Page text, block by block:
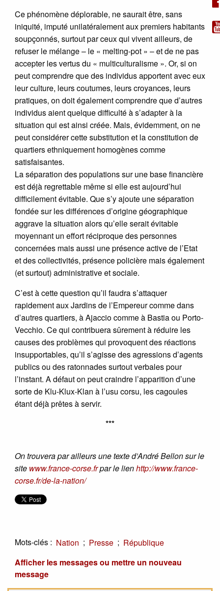
Ce phénomène déplorable, ne saurait être, sans
iniquité, imputé unilatéralement aux premiers habitants
soupçonnés, surtout par ceux qui vivent ailleurs, de
refuser le mélange – le « melting-pot » – et de ne pas
accepter les vertus du « multiculturalisme ». Or, si on
peut comprendre que des individus apportent avec eux
leur culture, leurs coutumes, leurs croyances, leurs
pratiques, on doit également comprendre que d’autres
individus aient quelque difficulté à s’adapter à la
situation qui est ainsi créée. Mais, évidemment, on ne
peut considérer cette substitution et la constitution de
quartiers ethniquement homogènes comme
satisfaisantes.
La séparation des populations sur une base financière
est déjà regrettable même si elle est aujourd’hui
difficilement évitable. Que s’y ajoute une séparation
fondée sur les différences d’origine géographique
aggrave la situation alors qu’elle serait évitable
moyennant un effort réciproque des personnes
concernées mais aussi une présence active de l’Etat
et des collectivités, présence policière mais également
(et surtout) administrative et sociale.
C’est à cette question qu’il faudra s’attaquer
rapidement aux Jardins de l’Empereur comme dans
d’autres quartiers, à Ajaccio comme à Bastia ou Porto-
Vecchio. Ce qui contribuera sûrement à réduire les
causes des problèmes qui provoquent des réactions
insupportables, qu’il s’agisse des agressions d’agents
publics ou des ratonnades surtout verbales pour
l’instant. A défaut on peut craindre l’apparition d’une
sorte de Klu-Klux-Klan à l’usu corsu, les cagoules
étant déjà prêtes à servir.
***
On trouvera par ailleurs une texte d’André Bellon sur le
site www.france-corse.frpar le lienhttp://www.france-
corse.fr/de-la-nation/
Mots-clés : Nation ; Presse ; République
Afficher les messages ou mettre un nouveau
message